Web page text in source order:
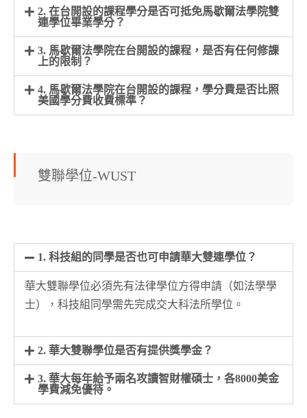
2. 在台開設的課程學分是否可抵免馬歇爾法學院雙
連學位畢業學分？
3. 馬歇爾法學院在台開設的課程，是否有任何修課
上的限制？
4. 馬歇爾法學院在台開設的課程，學分費是否比照
美國學分費收費標準？
雙聯學位-WUST
1. 科技組的同學是否也可申請華大雙連學位？
華大雙聯學位必須先有法律學位方得申請（如法學學
士），科技組同學需先完成交大科法所學位。
2. 華大雙聯學位是否有提供獎學金？
3. 華大每年給予兩名攻讀智財權碩士，各8000美金
學費減免優待。